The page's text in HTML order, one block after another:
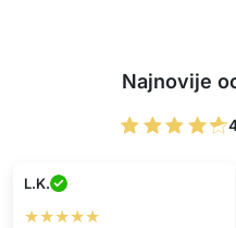
Najnovije
L.K.
★★★★★